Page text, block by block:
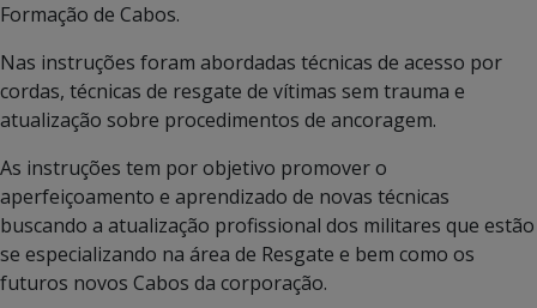
Formação de Cabos.
Nas instruções foram abordadas técnicas de acesso por
cordas, técnicas de resgate de vítimas sem trauma e
atualização sobre procedimentos de ancoragem.
As instruções tem por objetivo promover o
aperfeiçoamento e aprendizado de novas técnicas
buscando a atualização profissional dos militares que estão
se especializando na área de Resgate e bem como os
futuros novos Cabos da corporação.